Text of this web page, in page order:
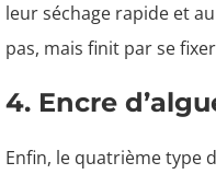
leur séchage rapide et
pas, mais finit par se
4. Encre
Enfin, le quatrième type